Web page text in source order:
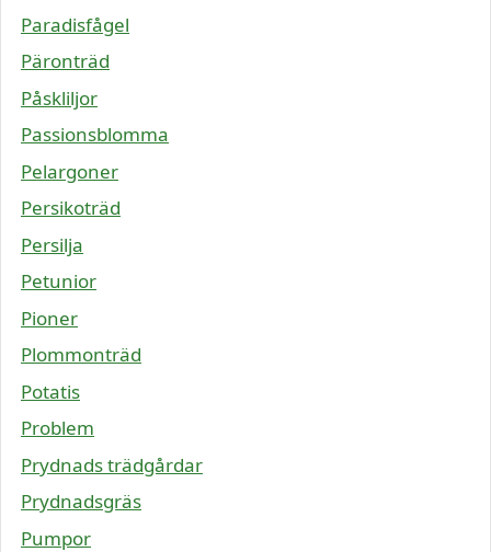
Paradisfågel
Päronträd
Påskliljor
Passionsblomma
Pelargoner
Persikoträd
Persilja
Petunior
Pioner
Plommonträd
Potatis
Problem
Prydnads trädgårdar
Prydnadsgräs
Pumpor